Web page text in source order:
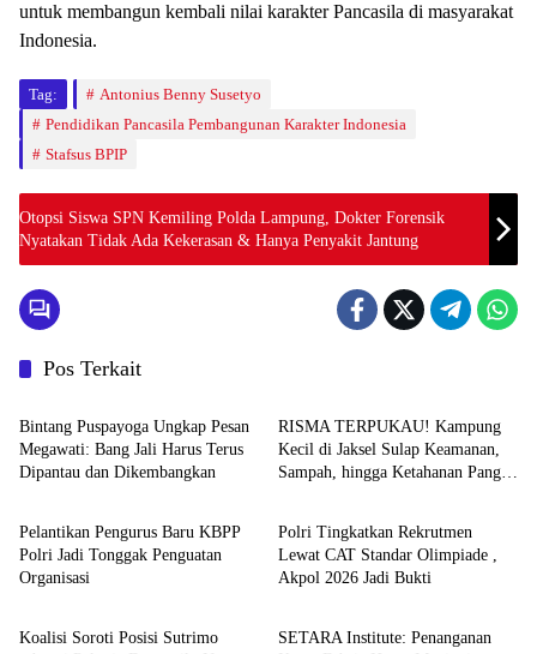
untuk membangun kembali nilai karakter Pancasila di masyarakat
Indonesia.
Tag:
Antonius Benny Susetyo
Pendidikan Pancasila Pembangunan Karakter Indonesia
Stafsus BPIP
Otopsi Siswa SPN Kemiling Polda Lampung, Dokter Forensik
Nyatakan Tidak Ada Kekerasan & Hanya Penyakit Jantung
Pos Terkait
News
Bintang Puspayoga Ungkap Pesan
Megawati: Bang Jali Harus Terus
Dipantau dan Dikembangkan
RISMA TERPUKAU! Kampung
Kecil di Jaksel Sulap Keamanan,
Sampah, hingga Ketahanan Pangan
News
Pelantikan Pengurus Baru KBPP
Polri Jadi Tonggak Penguatan
Organisasi
News
Polri Tingkatkan Rekrutmen
Lewat CAT Standar Olimpiade ,
Akpol 2026 Jadi Bukti
News
Koalisi Soroti Posisi Sutrimo
News
SETARA Institute: Penanganan